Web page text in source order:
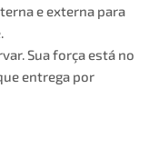
e externa para
Sua força está no
entrega por